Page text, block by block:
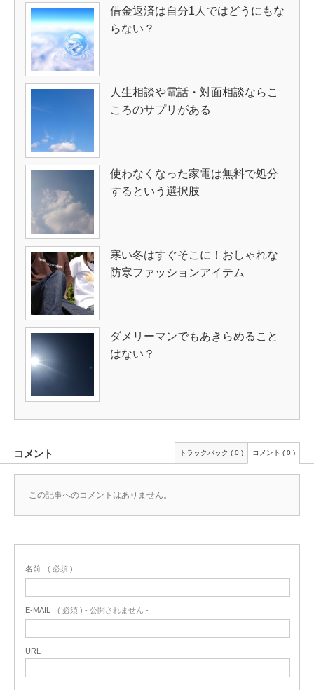
借金返済は自分1人ではどうにもな
らない？
人生相談や電話・対面相談ならこ
ころのサプリがある
使わなくなった家電は無料で処分
するという選択肢
寒い冬はすぐそこに！おしゃれな
防寒ファッションアイテム
ダメリーマンでもあきらめること
はない？
コメント トラックバック ( 0 ) コメント ( 0 )
この記事へのコメントはありません。
名前 ( 必須 )
E-MAIL ( 必須 ) - 公開されません -
URL